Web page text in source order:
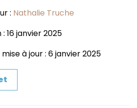
: Nathalie Truche
16 janvier 2025
à jour : 6 janvier 2025